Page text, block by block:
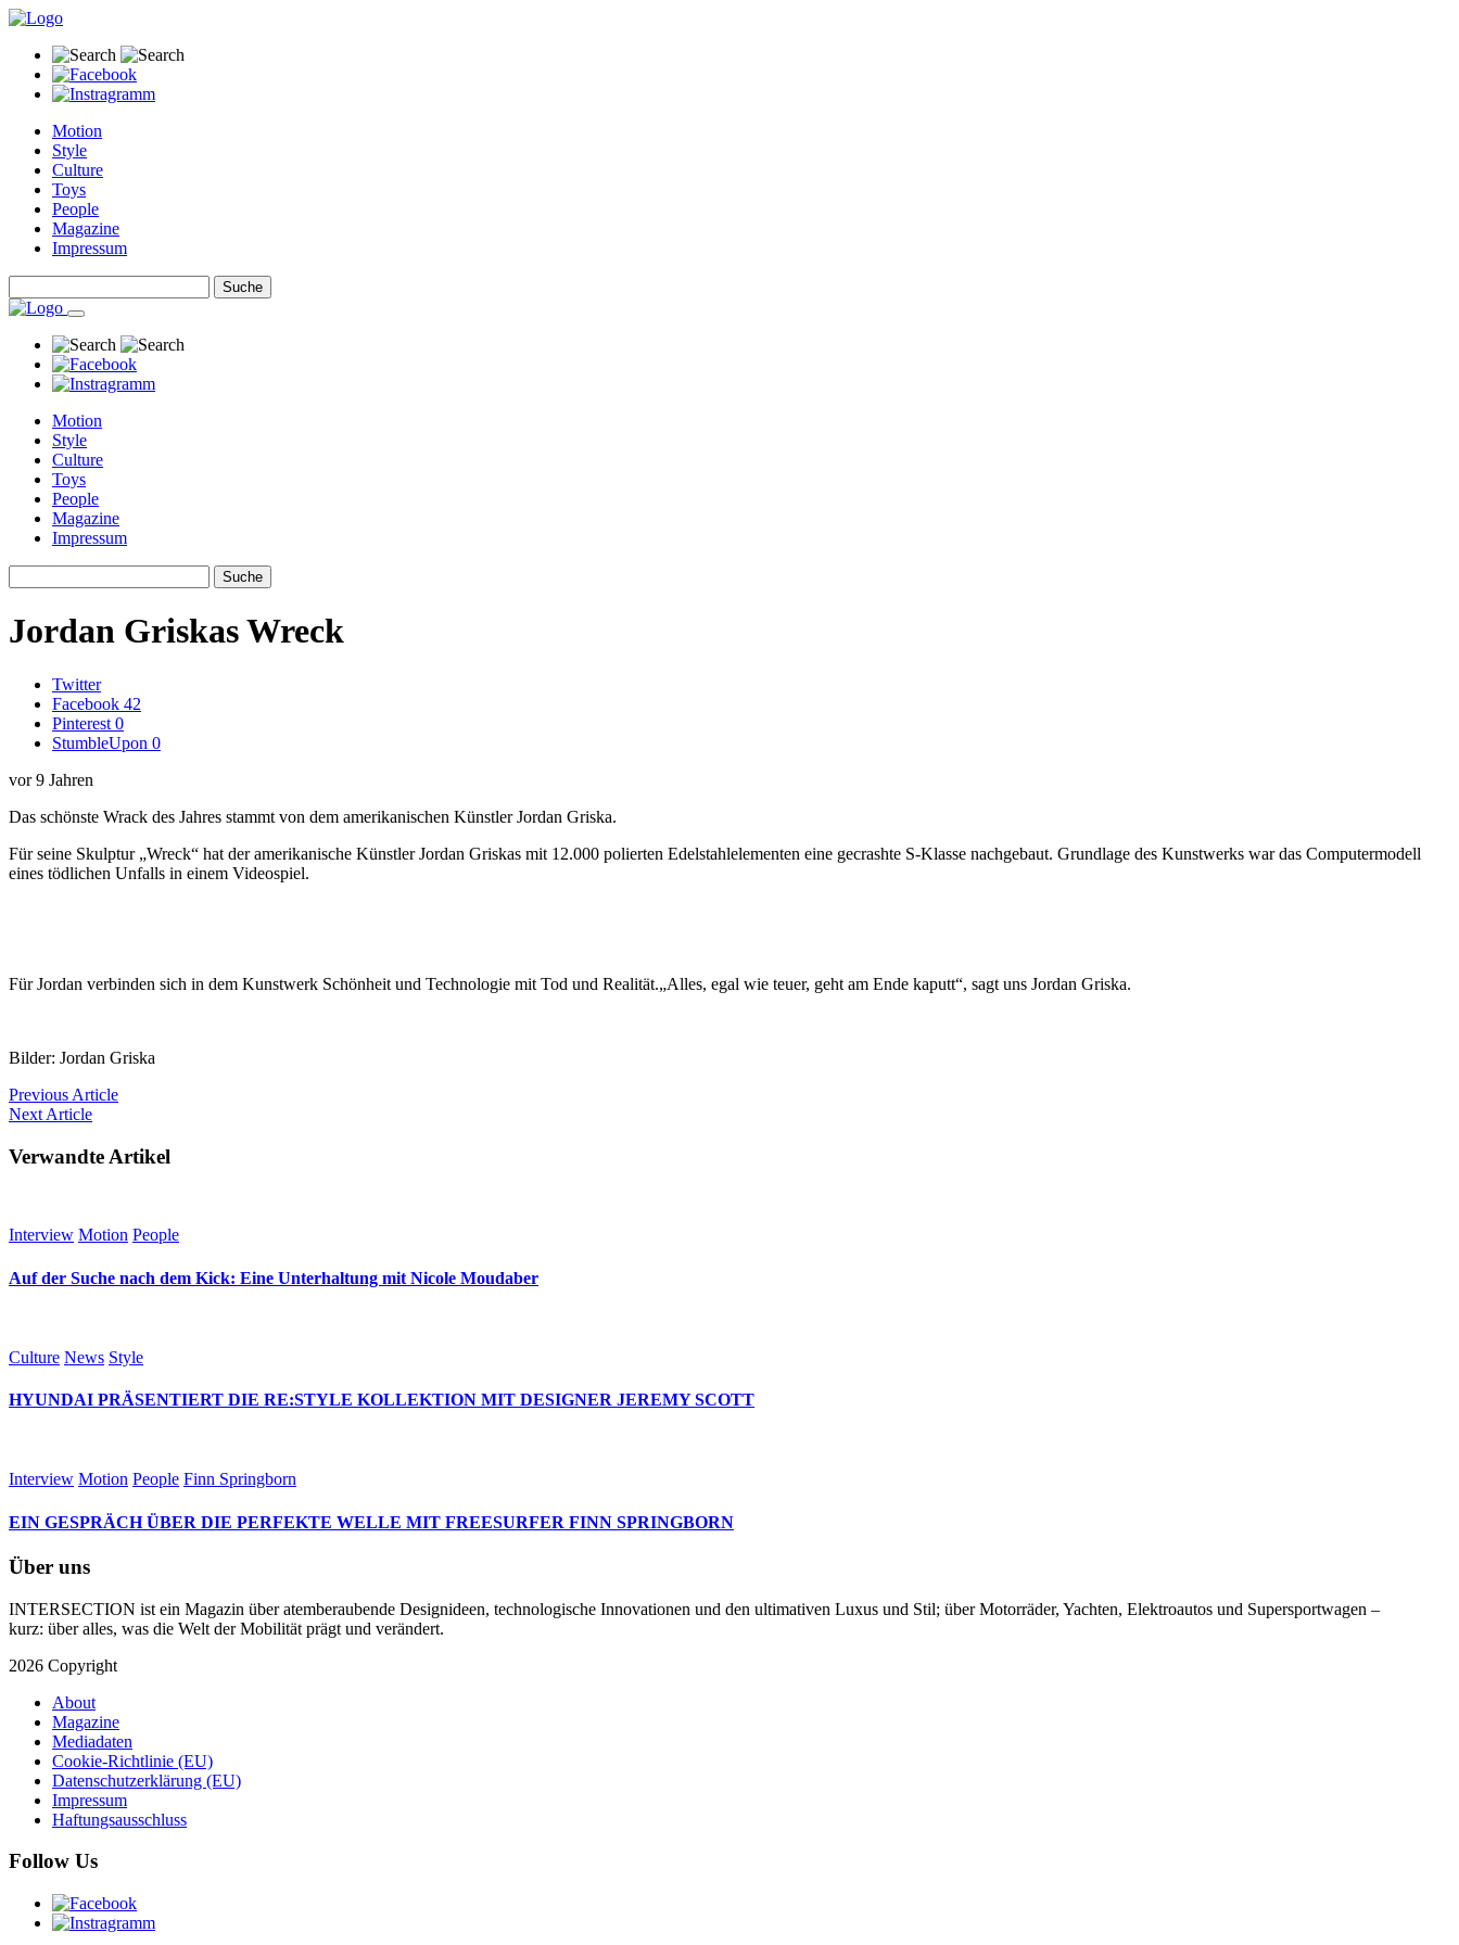
Motion
Style
Culture
Toys
People
Magazine
Impressum
Motion
Style
Culture
Toys
People
Magazine
Impressum
Jordan Griskas Wreck
Twitter
Facebook 42
Pinterest 0
StumbleUpon 0
vor 9 Jahren
Das schönste Wrack des Jahres stammt von dem amerikanischen Künstler Jordan Griska.
Für seine Skulptur „Wreck“ hat der amerikanische Künstler Jordan Griskas mit 12.000 polierten Edelstahlelementen eine gecrashte S-Klasse nachgebaut. Grundlage des Kunstwerks war das Computermodell
eines tödlichen Unfalls in einem Videospiel.
Für Jordan verbinden sich in dem Kunstwerk Schönheit und Technologie mit Tod und Realität.„Alles, egal wie teuer, geht am Ende kaputt“, sagt uns Jordan Griska.
Bilder: Jordan Griska
Previous Article
Next Article
Verwandte Artikel
Interview Motion People
Auf der Suche nach dem Kick: Eine Unterhaltung mit Nicole Moudaber
Culture News Style
HYUNDAI PRÄSENTIERT DIE RE:STYLE KOLLEKTION MIT DESIGNER JEREMY SCOTT
Interview Motion People Finn Springborn
EIN GESPRÄCH ÜBER DIE PERFEKTE WELLE MIT FREESURFER FINN SPRINGBORN
Über uns
INTERSECTION ist ein Magazin über atemberaubende Designideen, technologische Innovationen und den ultimativen Luxus und Stil; über Motorräder, Yachten, Elektroautos und Supersportwagen –
kurz: über alles, was die Welt der Mobilität prägt und verändert.
2026 Copyright
About
Magazine
Mediadaten
Cookie-Richtlinie (EU)
Datenschutzerklärung (EU)
Impressum
Haftungsausschluss
Follow Us